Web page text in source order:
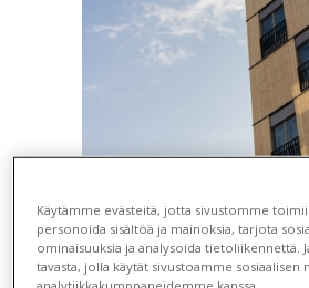
Asukasvalinta ja
Asukasvalinnan koko
Käytämme evästeitä, jotta sivustomme
personoida sisältöä ja mainoksia, tarjota
ominaisuuksia ja analysoida tietoliikennettä.
tavasta, jolla käytät sivustoamme sosiaalisen
analytiikkakumppaneidemme kanssa.